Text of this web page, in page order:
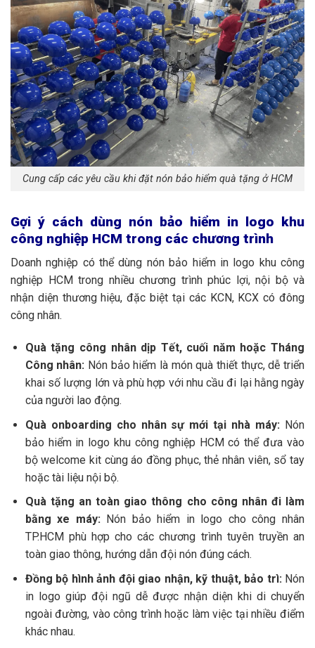
Cung cấp các yêu cầu khi đặt nón bảo hiểm quà tặng ở HCM
Gợi ý cách dùng nón bảo hiểm in logo khu
công nghiệp HCM trong các chương trình
Doanh nghiệp có thể dùng nón bảo hiểm in logo khu công
nghiệp HCM trong nhiều chương trình phúc lợi, nội bộ và
nhận diện thương hiệu, đặc biệt tại các KCN, KCX có đông
công nhân.
Quà tặng công nhân dịp Tết, cuối năm hoặc Tháng
Công nhân: Nón bảo hiểm là món quà thiết thực, dễ triển
khai số lượng lớn và phù hợp với nhu cầu đi lại hằng ngày
của người lao động.
Quà onboarding cho nhân sự mới tại nhà máy: Nón
bảo hiểm in logo khu công nghiệp HCM có thể đưa vào
bộ welcome kit cùng áo đồng phục, thẻ nhân viên, sổ tay
hoặc tài liệu nội bộ.
Quà tặng an toàn giao thông cho công nhân đi làm
bằng xe máy:Nón bảo hiểm in logo cho công nhân
TP.HCM phù hợp cho các chương trình tuyên truyền an
toàn giao thông, hướng dẫn đội nón đúng cách.
Đồng bộ hình ảnh đội giao nhận, kỹ thuật, bảo trì:Nón
in logo giúp đội ngũ dễ được nhận diện khi di chuyển
ngoài đường, vào công trình hoặc làm việc tại nhiều điểm
khác nhau.